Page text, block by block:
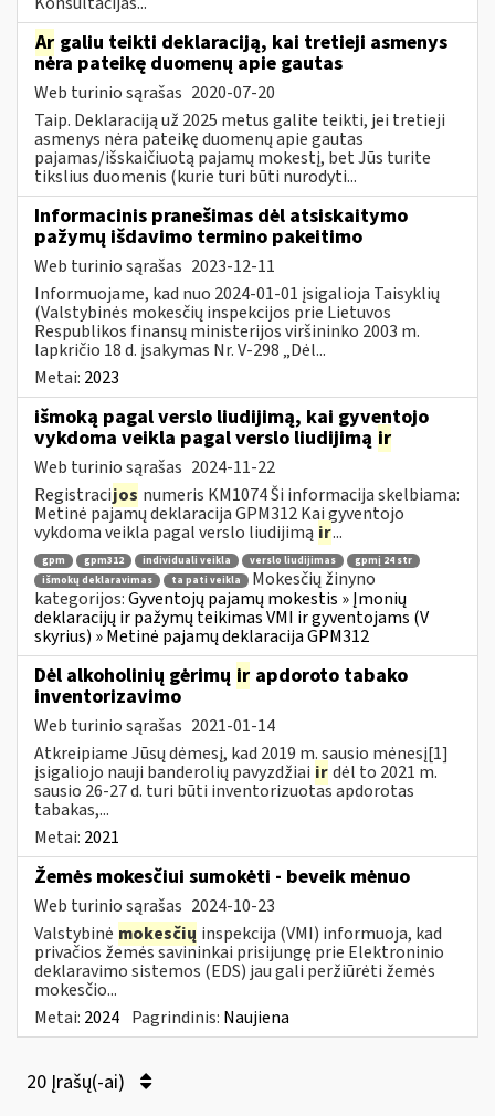
Ar galiu teikti deklaraciją, kai tretieji asmenys
nėra pateikę duomenų apie gautas
Web turinio sąrašas 2020-07-20
Taip. Deklaraciją už 2025 metus galite teikti, jei tretieji
asmenys nėra pateikę duomenų apie gautas
pajamas/išskaičiuotą pajamų mokestį, bet Jūs turite
tikslius duomenis (kurie turi būti nurodyti...
Informacinis pranešimas dėl atsiskaitymo
pažymų išdavimo termino pakeitimo
Web turinio sąrašas 2023-12-11
Informuojame, kad nuo 2024-01-01 įsigalioja Taisyklių
(Valstybinės mokesčių inspekcijos prie Lietuvos
Respublikos finansų ministerijos viršininko 2003 m.
lapkričio 18 d. įsakymas Nr. V-298 „Dėl...
Metai: 2023
išmoką pagal verslo liudijimą, kai gyventojo
vykdoma veikla pagal verslo liudijimą ir
Web turinio sąrašas 2024-11-22
Registracijos numeris KM1074 Ši informacija skelbiama:
Metinė pajamų deklaracija GPM312 Kai gyventojo
vykdoma veikla pagal verslo liudijimą ir...
gpm gpm312 individuali veikla verslo liudijimas
gpmį 24 str
išmokų deklaravimas
ta pati veikla
Mokesčių žinyno
kategorijos:Gyventojų pajamų mokestis » Įmonių
deklaracijų ir pažymų teikimas VMI ir gyventojams (V
skyrius) » Metinė pajamų deklaracija GPM312
Dėl alkoholinių gėrimų ir apdoroto tabako
inventorizavimo
Web turinio sąrašas 2021-01-14
Atkreipiame Jūsų dėmesį, kad 2019 m. sausio mėnesį[1]
įsigaliojo nauji banderolių pavyzdžiai irdėl to 2021 m.
sausio 26-27 d. turi būti inventorizuotas apdorotas
tabakas,...
Metai: 2021
Žemės mokesčiui sumokėti - beveik mėnuo
Web turinio sąrašas 2024-10-23
Valstybinė mokesčių inspekcija (VMI) informuoja, kad
privačios žemės savininkai prisijungę prie Elektroninio
deklaravimo sistemos (EDS) jau gali peržiūrėti žemės
mokesčio...
Metai: 2024 Pagrindinis: Naujiena
20 Įrašų(-ai)